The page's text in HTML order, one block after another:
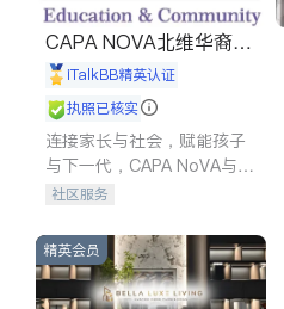
CAPA NOVA北维华裔家
长会iTalkBB精英认证
执照已核实
连接家长与社会，赋能孩子
与下一代，CAPA NoVA与您
携手建设包容、公平、充满
社区服务
精英会员